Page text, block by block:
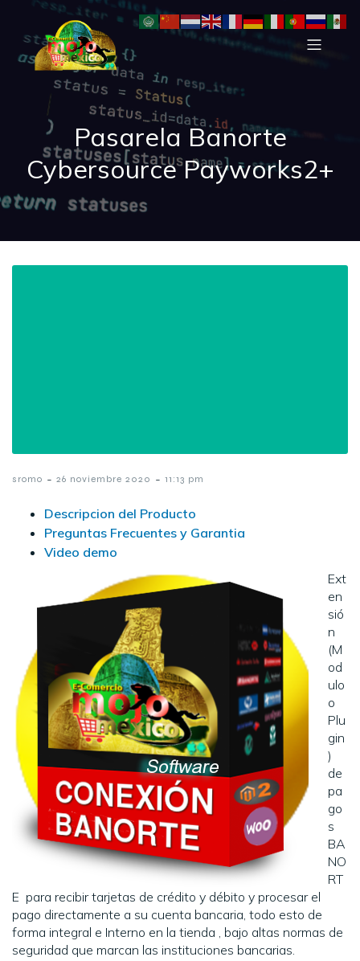
Pasarela Banorte
Cybersource Payworks2+
sromo - 26 noviembre 2020 - 11:13 pm
Descripcion del Producto
Preguntas Frecuentes y Garantia
Video demo
Ext
en
sió
n
(M
od
ulo
o
Plu
gin
)
de
pa
go
s
BA
NO
RT
E para recibir tarjetas de crédito y débito y procesar el
pago directamente a su cuenta bancaria, todo esto de
forma integral e Interno en la tienda , bajo altas normas de
seguridad que marcan las instituciones bancarias.